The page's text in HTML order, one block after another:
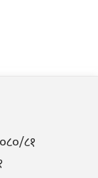
८१